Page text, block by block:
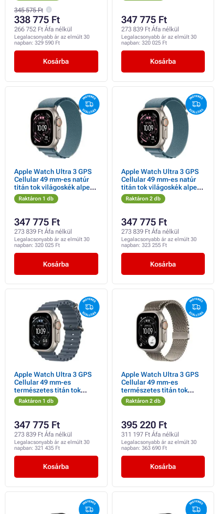
345 575 Ft
338 775 Ft
266 752 Ft Áfa nélkül
Legalacsonyabb ár az elmúlt 30
napban: 329 590 Ft
Kosárba
347 775 Ft
273 839 Ft Áfa nélkül
Legalacsonyabb ár az elmúlt 30
napban: 320 025 Ft
Kosárba
Apple Watch Ultra 3 GPS
Cellular 49 mm-es natúr
titán tok világoskék alpesi
hurokkal - közepes méretű
Raktáron 1 db
347 775 Ft
273 839 Ft Áfa nélkül
Legalacsonyabb ár az elmúlt 30
napban: 320 025 Ft
Kosárba
Apple Watch Ultra 3 GPS
Cellular 49 mm-es natúr
titán tok világoskék alpesi
hurokkal - nagyméretű
Raktáron 2 db
347 775 Ft
273 839 Ft Áfa nélkül
Legalacsonyabb ár az elmúlt 30
napban: 323 255 Ft
Kosárba
Apple Watch Ultra 3 GPS
Cellular 49 mm-es
természetes titán tok
horgonykék óceán szíjjal
Raktáron 1 db
347 775 Ft
273 839 Ft Áfa nélkül
Legalacsonyabb ár az elmúlt 30
napban: 321 435 Ft
Kosárba
Apple Watch Ultra 3 GPS
Cellular 49 mm-es
természetes titán tok
természetes titán milánói
hurokkal - nagyméretű
Raktáron 2 db
395 220 Ft
311 197 Ft Áfa nélkül
Legalacsonyabb ár az elmúlt 30
napban: 363 690 Ft
Kosárba